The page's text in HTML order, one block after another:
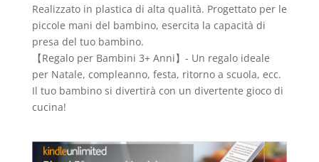
Realizzato in plastica di alta qualità. Progettato per le
piccole mani del bambino, esercita la capacità di
presa del tuo bambino.
【Regalo per Bambini 3+ Anni】- Un regalo ideale
per Natale, compleanno, festa, ritorno a scuola, ecc.
Il tuo bambino si divertirà con un divertente gioco di
cucina!